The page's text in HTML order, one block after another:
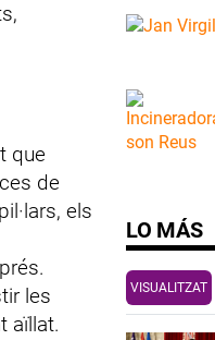
que
de
els
les
aïllat.
LO MÁS
VISUALITZAT